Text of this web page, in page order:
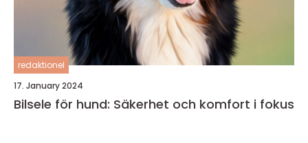
redaktionel
17. January 2024
Bilsele för hund: Säkerhet och komfort i fokus